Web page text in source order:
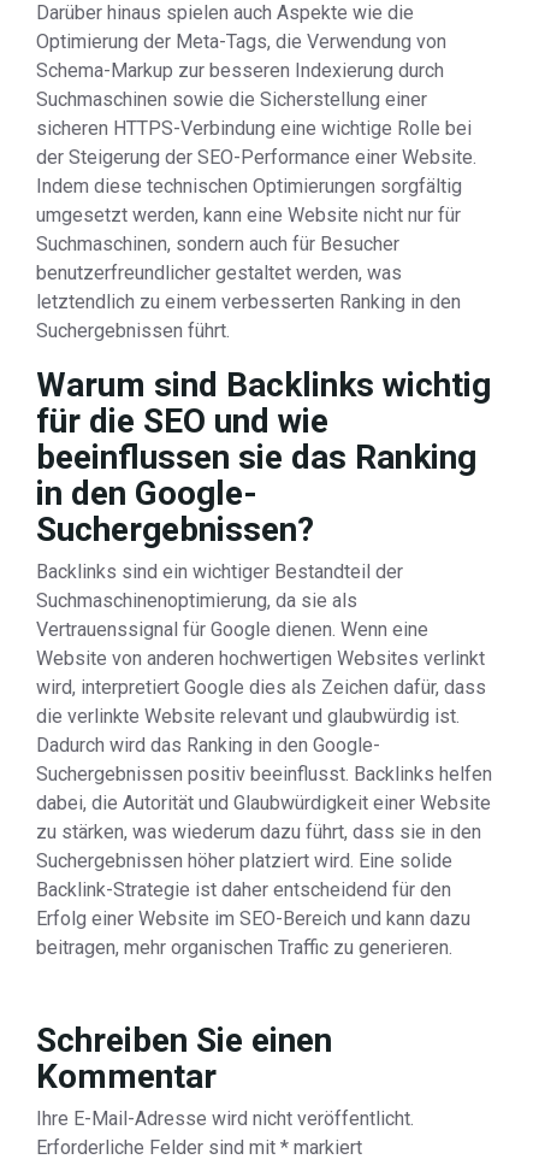
Darüber hinaus spielen auch Aspekte wie die
Optimierung der Meta-Tags, die Verwendung von
Schema-Markup zur besseren Indexierung durch
Suchmaschinen sowie die Sicherstellung einer
sicheren HTTPS-Verbindung eine wichtige Rolle bei
der Steigerung der SEO-Performance einer Website.
Indem diese technischen Optimierungen sorgfältig
umgesetzt werden, kann eine Website nicht nur für
Suchmaschinen, sondern auch für Besucher
benutzerfreundlicher gestaltet werden, was
letztendlich zu einem verbesserten Ranking in den
Suchergebnissen führt.
Warum sind Backlinks wichtig
für die SEO und wie
beeinflussen sie das Ranking
in den Google-
Suchergebnissen?
Backlinks sind ein wichtiger Bestandteil der
Suchmaschinenoptimierung, da sie als
Vertrauenssignal für Google dienen. Wenn eine
Website von anderen hochwertigen Websites verlinkt
wird, interpretiert Google dies als Zeichen dafür, dass
die verlinkte Website relevant und glaubwürdig ist.
Dadurch wird das Ranking in den Google-
Suchergebnissen positiv beeinflusst. Backlinks helfen
dabei, die Autorität und Glaubwürdigkeit einer Website
zu stärken, was wiederum dazu führt, dass sie in den
Suchergebnissen höher platziert wird. Eine solide
Backlink-Strategie ist daher entscheidend für den
Erfolg einer Website im SEO-Bereich und kann dazu
beitragen, mehr organischen Traffic zu generieren.
Schreiben Sie einen
Kommentar
Ihre E-Mail-Adresse wird nicht veröffentlicht.
Erforderliche Felder sind mit * markiert